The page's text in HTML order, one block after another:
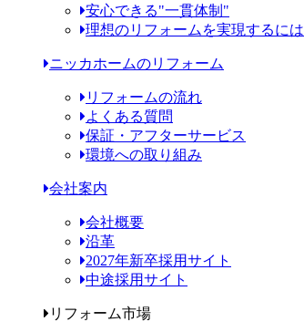
安心できる"一貫体制"
理想のリフォームを実現するには
ニッカホームのリフォーム
リフォームの流れ
よくある質問
保証・アフターサービス
環境への取り組み
会社案内
会社概要
沿革
2027年新卒採用サイト
中途採用サイト
リフォーム市場